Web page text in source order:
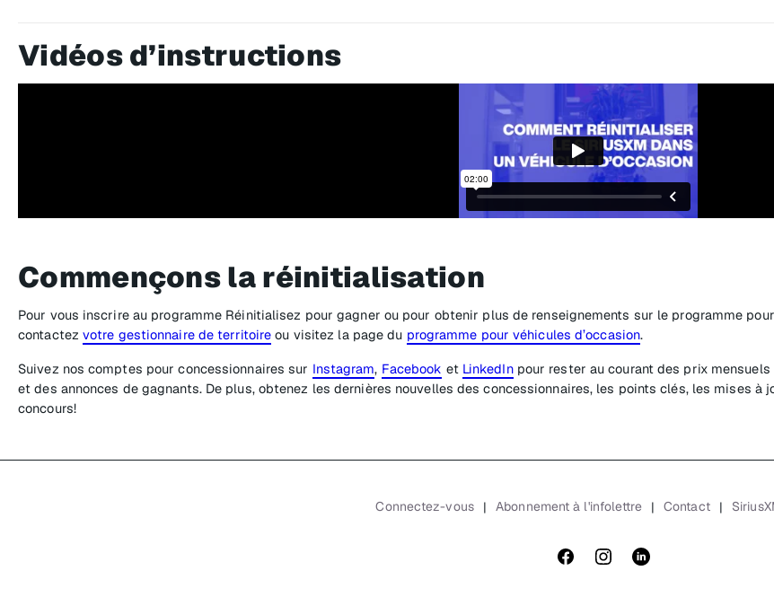
Vidéos d’instructions
Commençons la réinitialisation
Pour vous inscrire au programme Réinitialisez pour gagner ou pour obtenir plus de renseignements sur le programme
contactez votre gestionnaire de territoire ou visitez la page du programme pour véhicules d’occasion.
Suivez nos comptes pour concessionnaires sur Instagram, Facebook et LinkedInpour rester au courant des prix
et des annonces de gagnants. De plus, obtenez les dernières nouvelles des concessionnaires, les points clés, les mises à
concours!
Connectez-vous | Abonnement à l'infolettre | Contact |